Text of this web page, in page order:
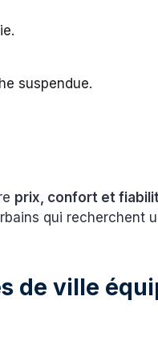
suspendue.
prix, confort et
qui recherchent
de ville